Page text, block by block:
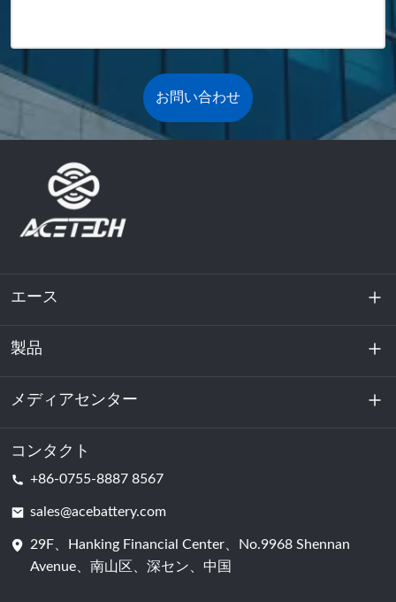
お問い合わせ
エース
私たちに関しては
持続可能性
製品
エネルギー貯蔵
データセンターおよびサーバー室
バッテリーセル
メディアセンター
ニュース
コンタクト
+86-0755-8887 8567
sales@acebattery.com
29F、Hanking Financial Center、No.9968 Shennan
Avenue、南山区、深セン、中国